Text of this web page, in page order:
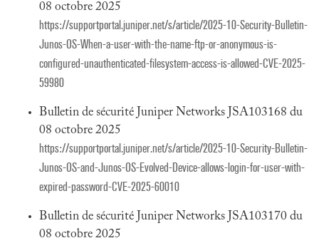
08 octobre 2025
https://supportportal.juniper.net/s/article/2025-10-Security-Bulletin-
Junos-OS-When-a-user-with-the-name-ftp-or-anonymous-is-
configured-unauthenticated-filesystem-access-is-allowed-CVE-2025-
59980
Bulletin de sécurité Juniper Networks JSA103168 du
08 octobre 2025
https://supportportal.juniper.net/s/article/2025-10-Security-Bulletin-
Junos-OS-and-Junos-OS-Evolved-Device-allows-login-for-user-with-
expired-password-CVE-2025-60010
Bulletin de sécurité Juniper Networks JSA103170 du
08 octobre 2025